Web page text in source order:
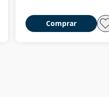
Comprar